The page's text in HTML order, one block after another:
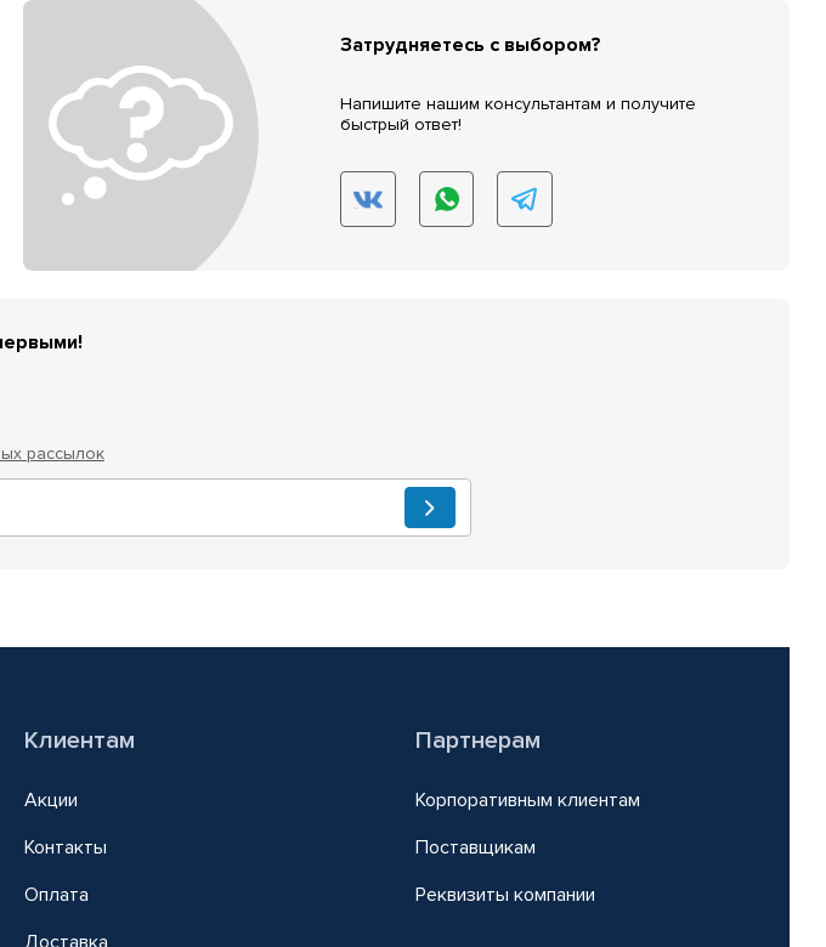
Затрудняетесь с выбором?
Напишите нашим консультантам и получите
быстрый ответ!
рассылок
Клиентам
Акции
Контакты
Оплата
Доставка
Партнерам
Корпоративным клиентам
Поставщикам
Реквизиты компании